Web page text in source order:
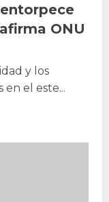
ONU
y los
el este...